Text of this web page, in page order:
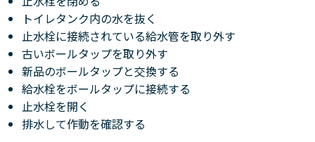
トイレタンク内の水を抜く
止水栓に接続されている給水管を取り外す
古いボールタップを取り外す
新品のボールタップと交換する
給水栓をボールタップに接続する
止水栓を開く
排水して作動を確認する